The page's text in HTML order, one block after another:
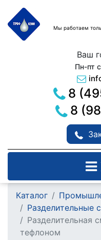
Мы работаем
Ваш
Пн-пт
8
8
Каталог
Разделительные
Разделительная
тефлоном